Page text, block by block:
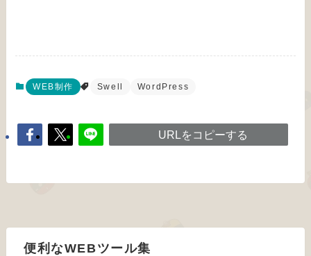
WEB制作 Swell WordPress
URLをコピーする
便利なWEBツール集